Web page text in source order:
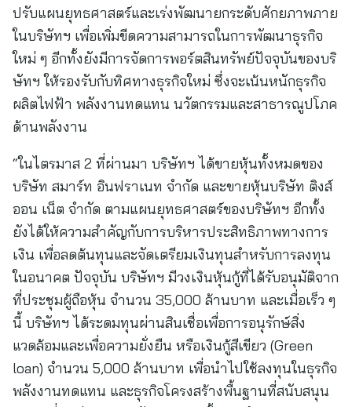
ปรับแผนยุทธศาสตร์และเร่งพัฒนายกระดับศักยภาพภาย
ในบริษัทฯ เพื่อเพิ่มขีดความสามารถในการพัฒนาธุรกิจ
ใหม่ ๆ อีกทั้งยังมีการจัดการพอร์ตสินทรัพย์ปัจจุบันของบริ
ษัทฯ ให้รองรับกับทิศทางธุรกิจใหม่ ซึ่งจะเน้นหนักธุรกิจ
ผลิตไฟฟ้า พลังงานทดแทน นวัตกรรมและสาธารณูปโภค
ด้านพลังงาน
“ในไตรมาส 2 ที่ผ่านมา บริษัทฯ ได้ขายหุ้นทั้งหมดของ
บริษัท สมาร์ท อินฟราเนท จำกัด และขายหุ้นบริษัท ติงส์
ออน เน็ต จำกัด ตามแผนยุทธศาสตร์ของบริษัทฯ อีกทั้ง
ยังได้ให้ความสำคัญกับการบริหารประสิทธิภาพทางการ
เงิน เพื่อลดต้นทุนและจัดเตรียมเงินทุนสำหรับการลงทุน
ในอนาคต ปัจจุบัน บริษัทฯ มีวงเงินหุ้นกู้ที่ได้รับอนุมัติจาก
ที่ประชุมผู้ถือหุ้น จำนวน 35,000 ล้านบาท และเมื่อเร็ว ๆ
นี้ บริษัทฯ ได้ระดมทุนผ่านสินเชื่อเพื่อการอนุรักษ์สิ่ง
แวดล้อมและเพื่อความยั่งยืน หรือเงินกู้สีเขียว (Green
loan) จำนวน 5,000 ล้านบาท เพื่อนำไปใช้ลงทุนในธุรกิจ
พลังงานทดแทน และธุรกิจโครงสร้างพื้นฐานที่สนับสนุน